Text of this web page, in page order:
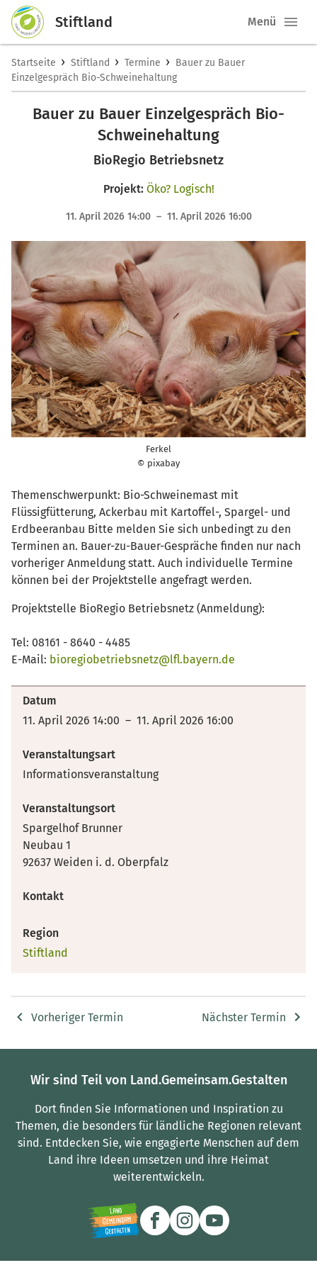
Stiftland Menü
Startseite › Stiftland › Termine › Bauer zu Bauer
Einzelgespräch Bio-Schweinehaltung
Bauer zu Bauer Einzelgespräch Bio-
Schweinehaltung
BioRegio Betriebsnetz
Projekt: Öko? Logisch!
11. April 2026 14:00 – 11. April 2026 16:00
Ferkel
© pixabay
Themenschwerpunkt: Bio-Schweinemast mit
Flüssigfütterung, Ackerbau mit Kartoffel-, Spargel- und
Erdbeeranbau Bitte melden Sie sich unbedingt zu den
Terminen an. Bauer-zu-Bauer-Gespräche finden nur nach
vorheriger Anmeldung statt. Auch individuelle Termine
können bei der Projektstelle angefragt werden.
Projektstelle BioRegio Betriebsnetz (Anmeldung):
Tel: 08161 - 8640 - 4485
E-Mail: bioregiobetriebsnetz@lfl.bayern.de
Datum
11. April 2026 14:00 – 11. April 2026 16:00
Veranstaltungsart
Informationsveranstaltung
Veranstaltungsort
Spargelhof Brunner
Neubau 1
92637 Weiden i. d. Oberpfalz
Kontakt
Region
Stiftland
Vorheriger Termin Nächster Termin
Wir sind Teil von Land.Gemeinsam.Gestalten
Dort finden Sie Informationen und Inspiration zu
Themen, die besonders für ländliche Regionen relevant
sind. Entdecken Sie, wie engagierte Menschen auf dem
Land ihre Ideen umsetzen und ihre Heimat
weiterentwickeln.